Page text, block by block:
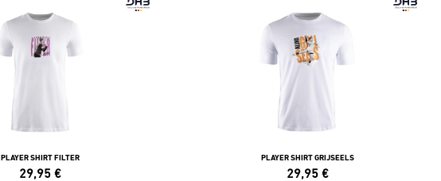
PLAYER SHIRT FILTER
29,95 €
PLAYER SHIRT GRIJSEELS
29,95 €